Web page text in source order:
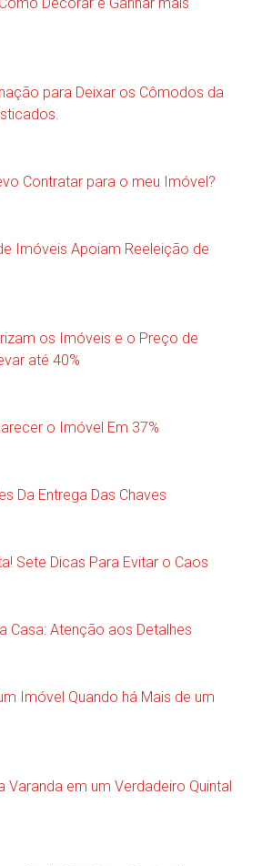
para Deixar os Cômodos da
Contratar para o meu Imóvel?
Imóveis Apoiam Reeleição de
os Imóveis e o Preço de
até 40%
o Imóvel Em 37%
Da Entrega Das Chaves
Sete Dicas Para Evitar o Caos
Casa: Atenção aos Detalhes
Imóvel Quando há Mais de um
Varanda em um Verdadeiro Quintal